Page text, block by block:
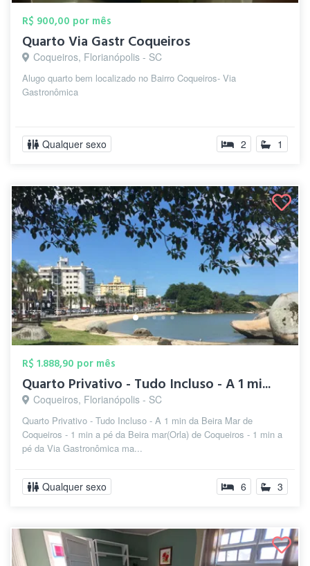
R$ 900,00 por mês
Quarto Via Gastr Coqueiros
Coqueiros, Florianópolis - SC
Alugo quarto bem localizado no Bairro Coqueiros- Via
Gastronômica
Qualquer sexo 2 1
R$ 1.888,90 por mês
Quarto Privativo - Tudo Incluso - A 1 mi...
Coqueiros, Florianópolis - SC
Quarto Privativo - Tudo Incluso - A 1 min da Beira Mar de
Coqueiros - 1 min a pé da Beira mar(Orla) de Coqueiros - 1 min a
pé da Via Gastronômica ma...
Qualquer sexo 6 3